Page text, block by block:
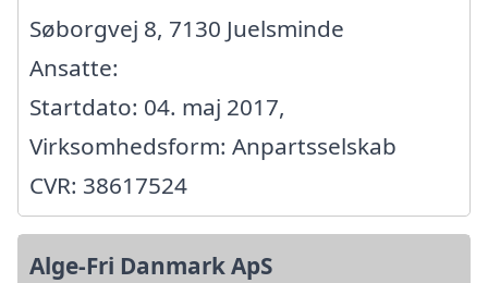
Søborgvej 8, 7130 Juelsminde
Ansatte:
Startdato: 04. maj 2017,
Virksomhedsform: Anpartsselskab
CVR: 38617524
Alge-Fri Danmark ApS